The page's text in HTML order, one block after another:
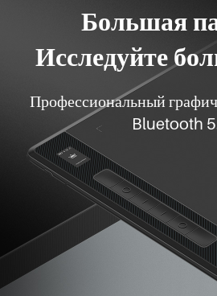
Большая
Исследуйте
Профессиональный
Bluetooth